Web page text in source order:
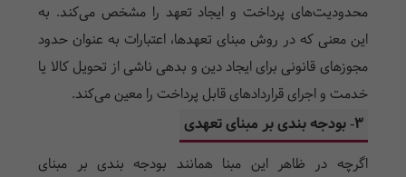
محدودیت‌های پرداخت و ایجاد تعهد را مشخص می‌کند. به
این معنی که در روش مبنای تعهدها، اعتبارات به عنوان حدود
مجوز‌های قانونی برای ایجاد دین و بدهی ناشی از تحویل کالا یا
خدمت و اجرای قرارداد‌های قابل پرداخت را معین می‌کند.
3- بودجه بندی بر مبنای تعهدی
اگرچه در ظاهر این مبنا همانند بودجه بندی بر مبنای